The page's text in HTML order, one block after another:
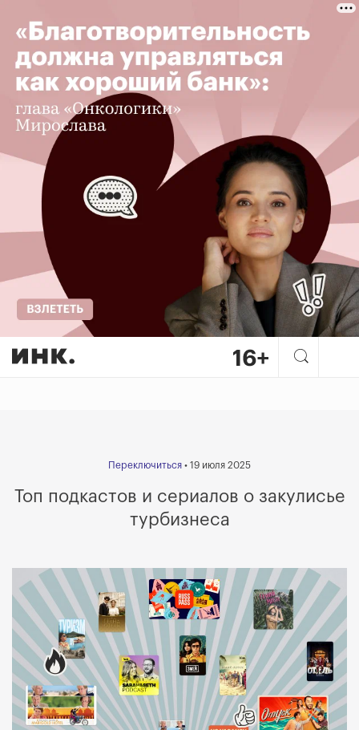
Топ подкастов и сериалов о
Переключиться • 19 июля 2025
Топ подкастов и сериалов о закулисье
турбизнеса